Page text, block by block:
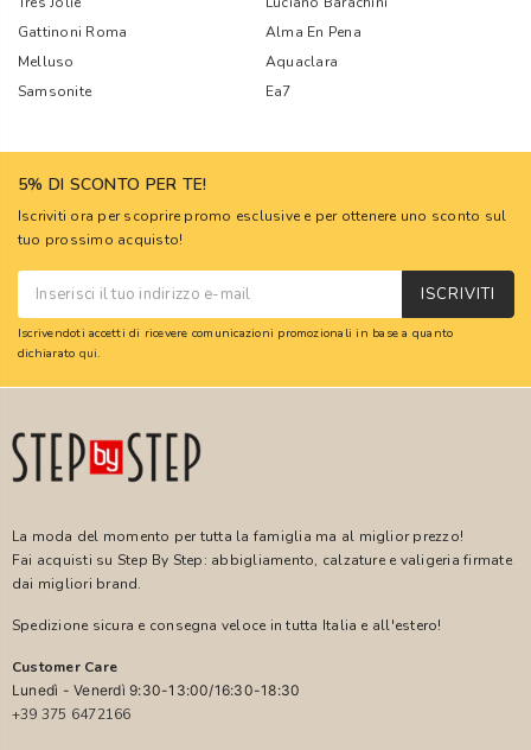
Gattinoni Roma
Alma En Pena
Melluso
Aquaclara
Samsonite
Ea7
5% DI SCONTO PER TE!
Iscriviti ora per scoprire promo esclusive e per ottenere uno sconto sul
tuo prossimo acquisto!
ISCRIVITI
Iscrivendoti accetti di ricevere comunicazioni promozionali in base a quanto
dichiarato qui.
La moda del momento per tutta la famiglia ma al miglior prezzo!
Fai acquisti su Step By Step: abbigliamento, calzature e valigeria firmate
dai migliori brand.
Spedizione sicura e consegna veloce in tutta Italia e all'estero!
Customer Care
Lunedì - Venerdì 9:30-13:00/16:30-18:30
+39 375 6472166